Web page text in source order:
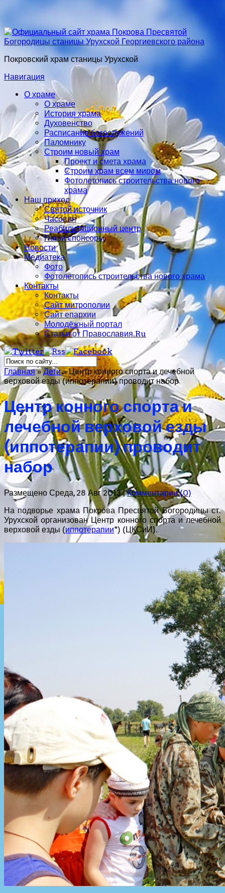
Покровский храм станицы Урухской
Навигация
О храме
О храме
История храма
Духовенство
Расписание богослужений
Паломнику
Строим новый храм
Проект и смета храма
Строим храм всем миром
Фотолетопись строительства нового
храма
Наш приход
Святой источник
Часовня
Реабилитационный центр
Наши спонсоры
Новости
Медиатека
Фото
Фотолетопись строительства нового храма
Контакты
Контакты
Сайт митрополии
Сайт епархии
Молодёжный портал
Статьи от Православия.Ru
Главная » Дети »Центр конного спорта и лечебной
верховой езды (иппотерапии) проводит набор
Центр конного спорта и
лечебной верховой езды
(иппотерапии) проводит
набор
Размещено Среда, 28 Авг 2013 |Комментарии (0)
На подворье храма Покрова Пресвятой Богородицы ст.
Урухской организован Центр конного спорта и лечебной
верховой езды (иппотерапии*) (ЦКСиИ).